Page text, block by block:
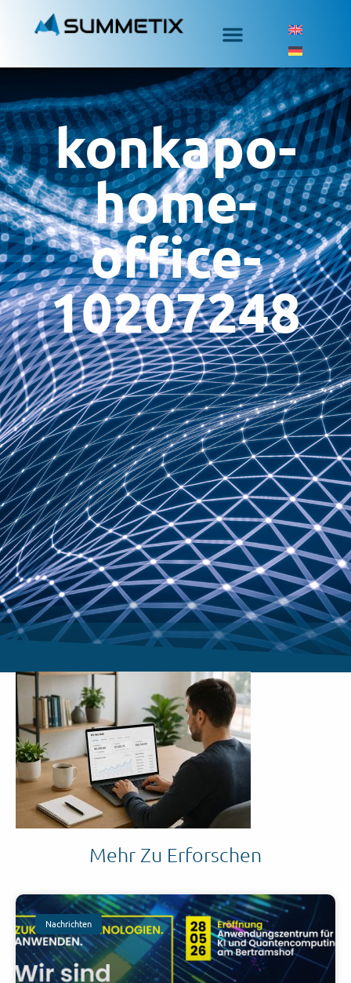
konkapo-
home-
office-
10207248
Mehr Zu Erforschen
Nachrichten